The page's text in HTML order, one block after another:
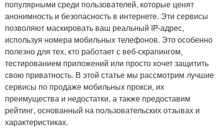
популярными среди пользователей, которые ценят
анонимность и безопасность в интернете. Эти сервисы
позволяют маскировать ваш реальный IP-адрес,
используя номера мобильных телефонов. Это особенно
полезно для тех, кто работает с веб-скрапингом,
тестированием приложений или просто хочет защитить
свою приватность. В этой статье мы рассмотрим лучшие
сервисы по продаже мобильных прокси, их
преимущества и недостатки, а также предоставим
рейтинг, основанный на пользовательских отзывах и
характеристиках.